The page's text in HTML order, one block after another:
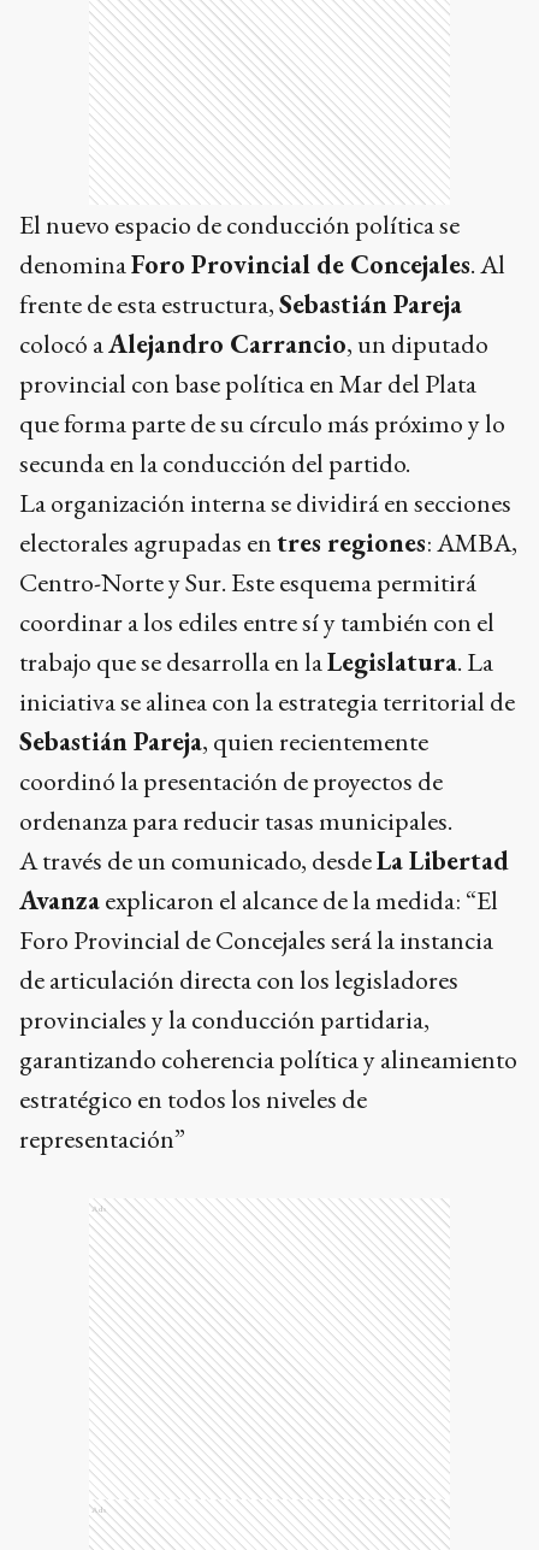
El nuevo espacio de conducción política se
denominaForo Provincial de Concejales. Al
frente de esta estructura,Sebastián Pareja
colocó aAlejandro Carrancio, un diputado
provincial con base política en Mar del Plata
que forma parte de su círculo más próximo y lo
secunda en la conducción del partido.
La organización interna se dividirá en secciones
electorales agrupadas entres regiones: AMBA,
Centro-Norte y Sur. Este esquema permitirá
coordinar a los ediles entre sí y también con el
trabajo que se desarrolla en laLegislatura. La
iniciativa se alinea con la estrategia territorial de
Sebastián Pareja, quien recientemente
coordinó la presentación de proyectos de
ordenanza para reducir tasas municipales.
A través de un comunicado, desdeLa Libertad
Avanzaexplicaron el alcance de la medida: “El
Foro Provincial de Concejales será la instancia
de articulación directa con los legisladores
provinciales y la conducción partidaria,
garantizando coherencia política y alineamiento
estratégico en todos los niveles de
representación”
Ads
Ads